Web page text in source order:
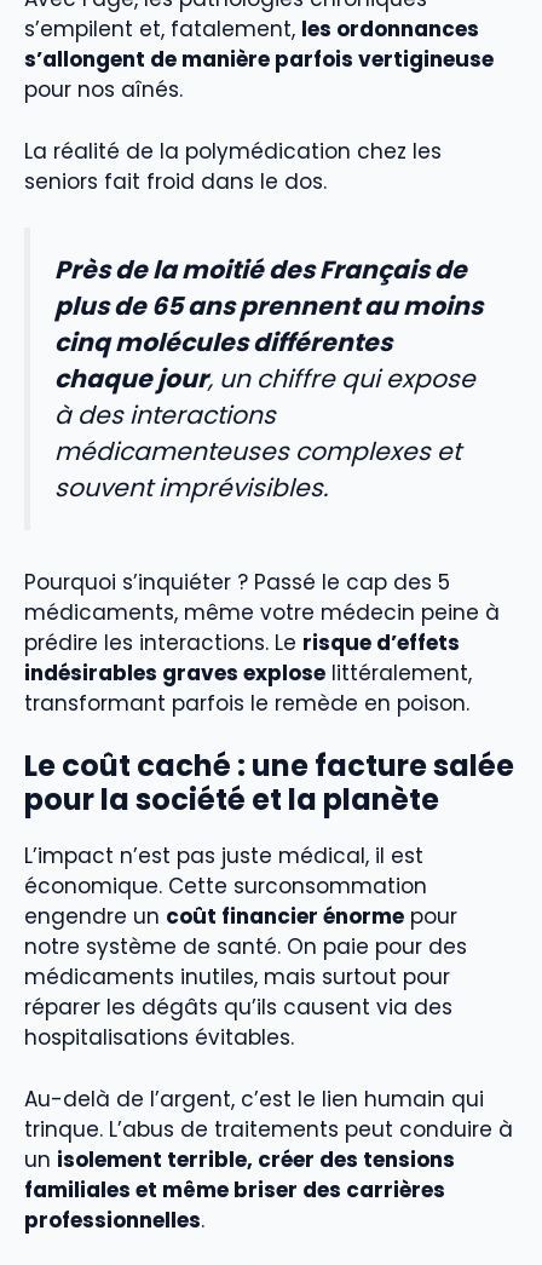
s’empilent et, fatalement, les ordonnances
s’allongent de manière parfois vertigineuse
pour nos aînés.
La réalité de la polymédication chez les
seniors fait froid dans le dos.
Près de la moitié des Français de
plus de 65 ans prennent au moins
cinq molécules différentes
chaque jour, un chiffre qui expose
à des interactions
médicamenteuses complexes et
souvent imprévisibles.
Pourquoi s’inquiéter ? Passé le cap des 5
médicaments, même votre médecin peine à
prédire les interactions. Le risque d’effets
indésirables graves explose littéralement,
transformant parfois le remède en poison.
Le coût caché : une facture salée
pour la société et la planète
L’impact n’est pas juste médical, il est
économique. Cette surconsommation
engendre un coût financier énorme pour
notre système de santé. On paie pour des
médicaments inutiles, mais surtout pour
réparer les dégâts qu’ils causent via des
hospitalisations évitables.
Au-delà de l’argent, c’est le lien humain qui
trinque. L’abus de traitements peut conduire à
un isolement terrible, créer des tensions
familiales et même briser des carrières
professionnelles.